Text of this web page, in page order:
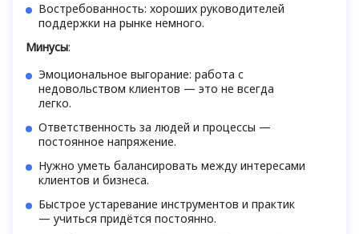
Востребованность: хороших руководителей
поддержки на рынке немного.
Минусы:
Эмоциональное выгорание: работа с
недовольством клиентов — это не всегда
легко.
Ответственность за людей и процессы —
постоянное напряжение.
Нужно уметь балансировать между интересами
клиентов и бизнеса.
Быстрое устаревание инструментов и практик
— учиться придётся постоянно.